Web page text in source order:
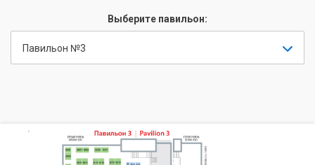
Выберите павильон:
Павильон №3